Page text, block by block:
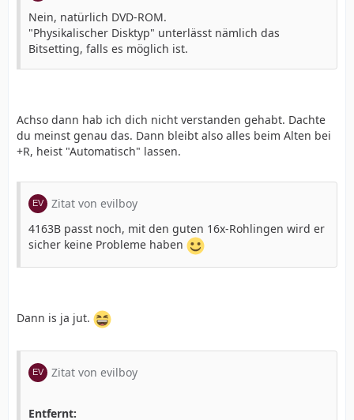
Nein, natürlich DVD-ROM.
"Physikalischer Disktyp" unterlässt nämlich das
Bitsetting, falls es möglich ist.
Achso dann hab ich dich nicht verstanden gehabt. Dachte
du meinst genau das. Dann bleibt also alles beim Alten bei
+R, heist "Automatisch" lassen.
Zitat von evilboy
4163B passt noch, mit den guten 16x-Rohlingen wird er
sicher keine Probleme haben
Dann is ja jut.
Zitat von evilboy
Entfernt: